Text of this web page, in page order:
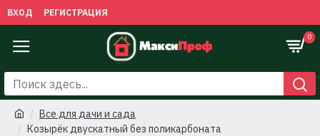
ВХОД РЕГИСТРАЦИЯ
0
Все для дачи и сада
Козырёк двускатный без поликарбоната